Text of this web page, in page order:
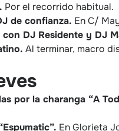
Por el recorrido habitual.
de confianza. En C/
con DJ Residente y DJ
Al terminar, macro
por la charanga “A
En Glorieta